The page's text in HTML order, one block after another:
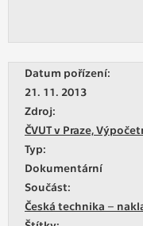
Datum pořízení:
21. 11. 2013
Zdroj:
ČVUT v Praze,
Typ:
Dokumentární
Součást:
Česká technika –